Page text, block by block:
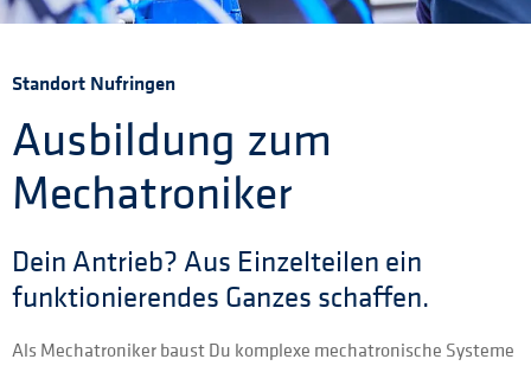
Standort Nufringen
Ausbildung zum
Mechatroniker
Dein Antrieb? Aus Einzelteilen ein
funktionierendes Ganzes schaffen.
Als Mechatroniker baust Du komplexe mechatronische Systeme